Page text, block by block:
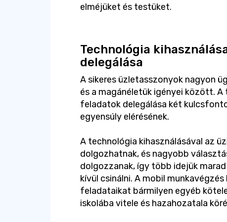
elméjüket és testüket.
Technológia
delegálása
A sikeres üzletasszonyok nagyon
és a magánéletük igényei között. A
feladatok delegálása két
egyensúly elérésének.
A technológia kihasználásával az
dolgozhatnak, és nagyobb
dolgozzanak, így több idejük
kívül csinálni. A mobil
feladataikat bármilyen egyéb
iskolába vitele és hazahozatala